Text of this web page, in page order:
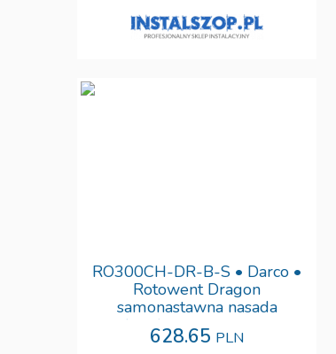
RO300CH-DR-B-S • Darco •
Rotowent Dragon
samonastawna nasada
kominowa rurowa •
OTWIERANA • Tania
628.65 PLN